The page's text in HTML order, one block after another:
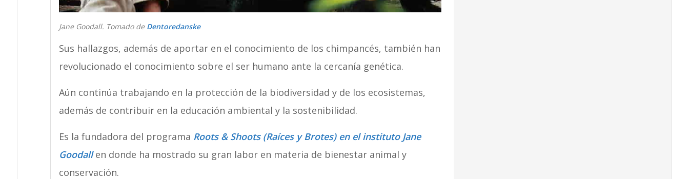
Jane Goodall. Tomado de Dentoredanske
Sus hallazgos, además de aportar en el conocimiento de los chimpancés, también han
revolucionado el conocimiento sobre el ser humano ante la cercanía genética.
Aún continúa trabajando en la protección de la biodiversidad y de los ecosistemas,
además de contribuir en la educación ambiental y la sostenibilidad.
Es la fundadora del programa Roots & Shoots (Raíces y Brotes) en el instituto Jane
Goodallen donde ha mostrado su gran labor en materia de bienestar animal y
conservación.